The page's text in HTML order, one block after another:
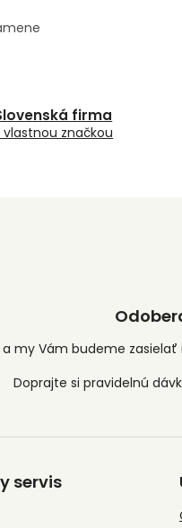
firma
vlastnou značkou
my Vám budeme
servis